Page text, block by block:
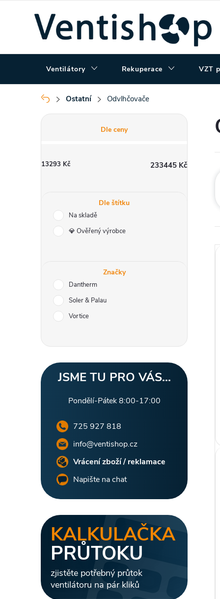
Ventilátory Rekuperace VZT
Domů
Ostatní Odvlhčovače
P
s
p
a
Dle ceny
13293 Kč 233445 Kč
Dle štítku
Na skladě
💎 Ověřený výrobce
Značky
Dantherm
Soler & Palau
Vortice
JSME TU PRO VÁS...
Pondělí-Pátek 8:00-17:00
725 927 818
info@ventishop.cz
Vrácení zboží / reklamace
Napište na chat
KALKULAČKA
PRŮTOKU
zjistěte potřebný průtok
ventilátoru na pár kliků
V